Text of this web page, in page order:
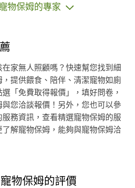
物保姆的專家
家無人照顧嗎？快速幫您找到細
提供餵食、陪伴、清潔寵物如廁
「免費取得報價」，填好問卷，
您洽談報價！另外，您也可以參
務資訊，查看精選寵物保姆的服
解寵物保姆，能夠與寵物保姆洽
物保姆的評價